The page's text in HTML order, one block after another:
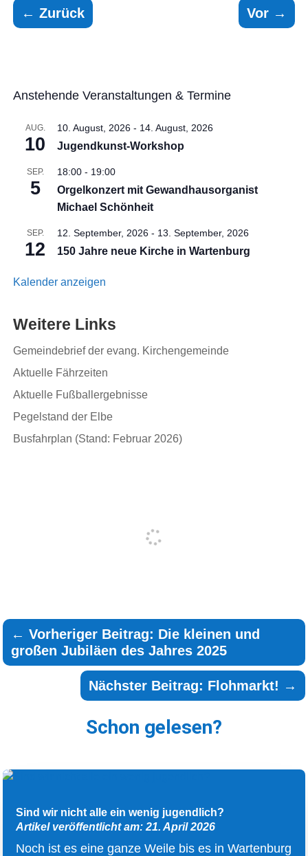
←Zurück Vor→
Anstehende Veranstaltungen & Termine
AUG.
10
10. August, 2026 - 14. August, 2026
Jugendkunst-Workshop
SEP.
5
18:00 - 19:00
Orgelkonzert mit Gewandhausorganist
Michael Schönheit
SEP.
12
12. September, 2026 - 13. September, 2026
150 Jahre neue Kirche in Wartenburg
Kalender anzeigen
Weitere Links
Gemeindebrief der evang. Kirchengemeinde
Aktuelle Fährzeiten
Aktuelle Fußballergebnisse
Pegelstand der Elbe
Busfahrplan (Stand: Februar 2026)
←Vorheriger Beitrag: Die kleinen und
großen Jubiläen des Jahres 2025
Nächster Beitrag: Flohmarkt! →
Schon gelesen?
Sind wir nicht alle ein wenig jugendlich?
Artikel veröffentlicht am: 21. April 2026
Noch ist es eine ganze Weile bis es in Wartenburg